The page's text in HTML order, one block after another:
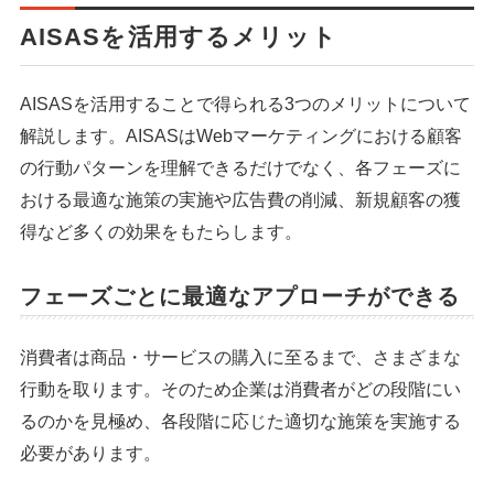
AISASを活用するメリット
AISASを活用することで得られる3つのメリットについて
解説します。AISASはWebマーケティングにおける顧客
の行動パターンを理解できるだけでなく、各フェーズに
おける最適な施策の実施や広告費の削減、新規顧客の獲
得など多くの効果をもたらします。
フェーズごとに最適なアプローチができる
消費者は商品・サービスの購入に至るまで、さまざまな
行動を取ります。そのため企業は消費者がどの段階にい
るのかを見極め、各段階に応じた適切な施策を実施する
必要があります。